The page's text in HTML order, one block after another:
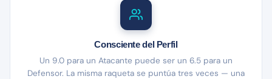
Consciente del Perfil
Un 9.0 para un Atacante puede ser un 6.5 para un
Defensor. La misma raqueta se puntúa tres veces — una